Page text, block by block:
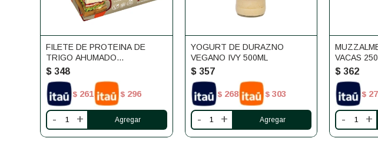
FILETE DE PROTEINA DE
TRIGO AHUMADO
NATUREZAS
$ 348
$ 261 $ 296
- +
YOGURT DE DURAZNO
VEGANO IVY 500ML
$ 357
$ 268 $ 303
- +
VACAS
$ 362
$
- +